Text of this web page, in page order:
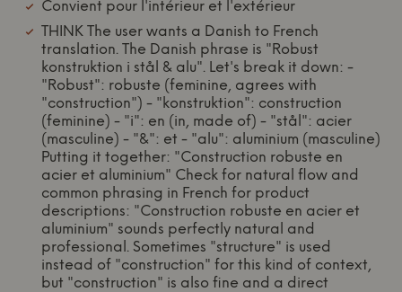
Convient pour l'intérieur et l'extérieur
THINK The user wants a Danish to French
translation. The Danish phrase is "Robust
konstruktion i stål & alu". Let's break it down: -
"Robust": robuste (feminine, agrees with
"construction") - "konstruktion": construction
(feminine) - "i": en (in, made of) - "stål": acier
(masculine) - "&": et - "alu": aluminium (masculine)
Putting it together: "Construction robuste en
acier et aluminium" Check for natural flow and
common phrasing in French for product
descriptions: "Construction robuste en acier et
aluminium" sounds perfectly natural and
professional. Sometimes "structure" is used
instead of "construction" for this kind of context,
but "construction" is also fine and a direct